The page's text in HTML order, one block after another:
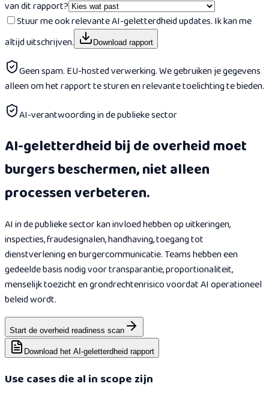
van dit rapport?
Stuur me ook relevante AI-geletterdheid updates. Ik kan me
altijd uitschrijven.
Download rapport
Geen spam. EU-hosted verwerking. We gebruiken je gegevens
alleen om het rapport te sturen en relevante toelichting te bieden.
AI-verantwoording in de publieke sector
AI-geletterdheid bij de overheid moet
burgers beschermen, niet alleen
processen verbeteren.
AI in de publieke sector kan invloed hebben op uitkeringen,
inspecties, fraudesignalen, handhaving, toegang tot
dienstverlening en burgercommunicatie. Teams hebben een
gedeelde basis nodig voor transparantie, proportionaliteit,
menselijk toezicht en grondrechtenrisico voordat AI operationeel
beleid wordt.
Start de overheid readiness scan
Download het AI-geletterdheid rapport
Use cases die al in scope zijn